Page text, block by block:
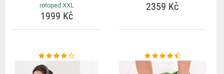
rotoped XXL
1999 Kč
2359 Kč